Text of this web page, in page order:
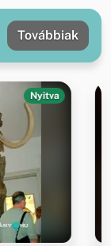
Továbbiak
Nyitva